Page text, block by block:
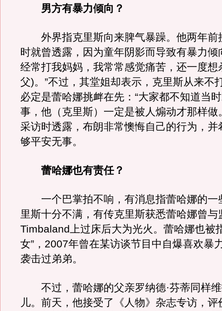
男方有暴力倾向？
外界指克里斯向来脾气暴躁。他两年前
时就曾透露，因为童年阴影而导致有暴力倾
经常打我妈妈，我常常感觉痛苦，还一度想
父)。”不过，其堂姐却表示，克里斯从来不
必定是蕾哈娜挑衅在先：“大家都不知道当
事，他（克里斯）一定是被人煽动才那样做
采访时透露，布朗非常懊悔自己的行为，并
够平安无事。
蕾哈娜也有责任？
一个巴掌拍不响，有消息指蕾哈娜的一
里斯十分不满，有传克里斯获悉蕾哈娜曾与
Timbaland上过床后大为光火。蕾哈娜也被
女”，2007年曾在某访谈节目中自爆喜欢暴
袭击过弟弟。
不过，蕾哈娜的父亲罗纳德·芬蒂同样维
儿。前天，他接受了《人物》杂志专访，评